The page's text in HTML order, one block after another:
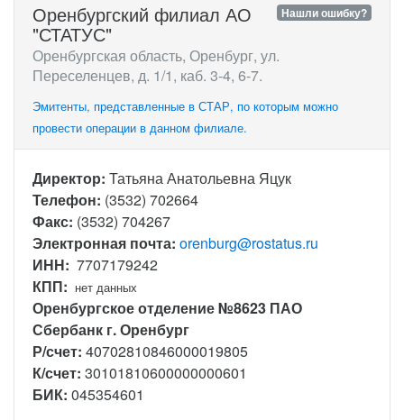
Нашли ошибку?
Оренбургский филиал АО
"СТАТУС"
Оренбургская область, Оренбург, ул.
Переселенцев, д. 1/1, каб. 3-4, 6-7.
Эмитенты, представленные в СТАР, по которым можно
провести операции в данном филиале.
Директор: Татьяна Анатольевна Яцук
Телефон: (3532) 702664
Факс: (3532) 704267
Электронная почта: orenburg@rostatus.ru
ИНН: 7707179242
КПП: нет данных
Оренбургское отделение №8623 ПАО
Сбербанк г. Оренбург
Р/счет: 40702810846000019805
К/счет: 30101810600000000601
БИК: 045354601